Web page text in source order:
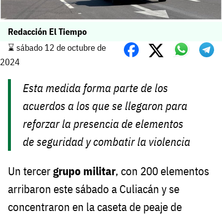
Redacción El Tiempo
⌛️ sábado 12 de octubre de
2024
Esta medida forma parte de los
acuerdos a los que se llegaron para
reforzar la presencia de elementos
de seguridad y combatir la violencia
Un tercergrupo militar, con 200 elementos
arribaron este sábado a Culiacán y se
concentraron en la caseta de peaje de